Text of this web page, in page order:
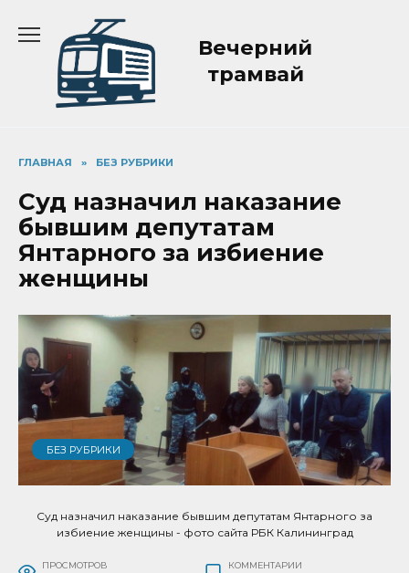
содержанию
Вечерний
трамвай
ГЛАВНАЯ » БЕЗ РУБРИКИ
Суд назначил наказание
бывшим депутатам
Янтарного за избиение
женщины
БЕЗ РУБРИКИ
Суд назначил наказание бывшим депутатам Янтарного за
избиение женщины - фото сайта РБК Калининград
ПРОСМОТРОВ КОММЕНТАРИИ